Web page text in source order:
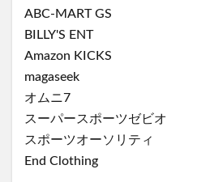
ABC-MART GS
BILLY'S ENT
Amazon KICKS
magaseek
オムニ7
スーパースポーツゼビオ
スポーツオーソリティ
End Clothing